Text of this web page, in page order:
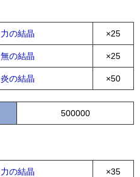
力の結晶 ×25
無の結晶 ×25
炎の結晶 ×50
500000
力の結晶 ×35